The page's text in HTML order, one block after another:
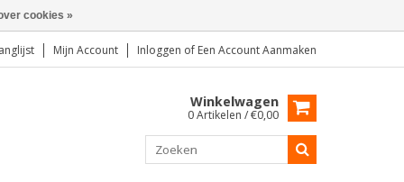
Mijn Account Inloggen of Een Account Aanmaken
Winkelwagen
0 Artikelen / €0,00
cookies »